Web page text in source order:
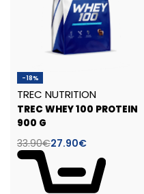
-18%
TREC NUTRITION
TREC WHEY 100 PROTEIN
900 G
33.90€27.90€